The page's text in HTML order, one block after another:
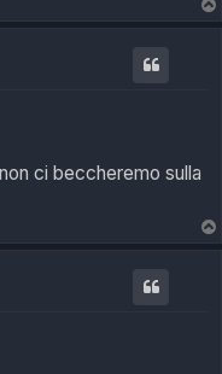
ci beccheremo sulla